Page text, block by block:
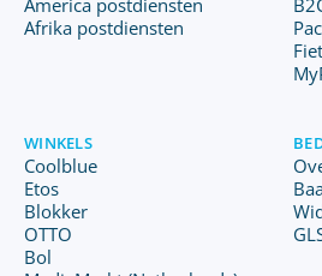
America postdiensten
Afrika postdiensten
WINKELS
Coolblue
Etos
Blokker
OTTO
Bol